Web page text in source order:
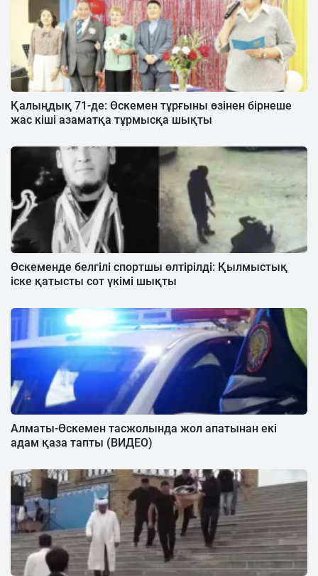
Қалыңдық 71-де: Өскемен тұрғыны өзінен бірнеше
жас кіші азаматқа тұрмысқа шықты
Өскеменде белгілі спортшы өлтірілді: Қылмыстық
іске қатысты сот үкімі шықты
Алматы-Өскемен тасжолында жол апатынан екі
адам қаза тапты (ВИДЕО)